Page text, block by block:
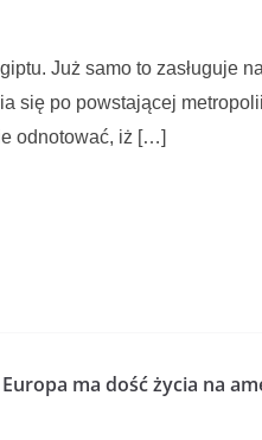
Już samo to zasługuje
się po powstającej
odnotować, iż […]
Europa ma dość życia na